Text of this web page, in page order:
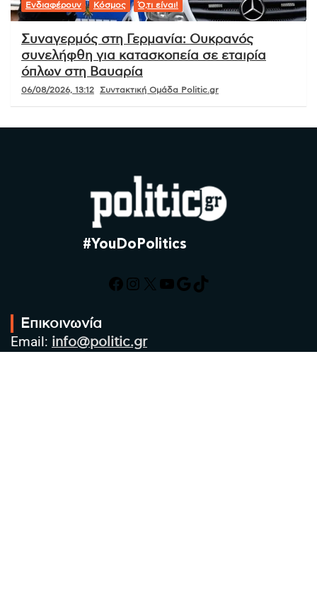
Ενδιαφέρουν Κόσμος Ό,τι είναι!
Συναγερμός στη Γερμανία: Ουκρανός
συνελήφθη για κατασκοπεία σε εταιρία
όπλων στη Βαυαρία
06/08/2026, 13:12 Συντακτική Ομάδα Politic.gr
#YouDoPolitics
Facebook
Instagram
X YouTube
Google
TikTok
Επικοινωνία
Email: info@politic.gr